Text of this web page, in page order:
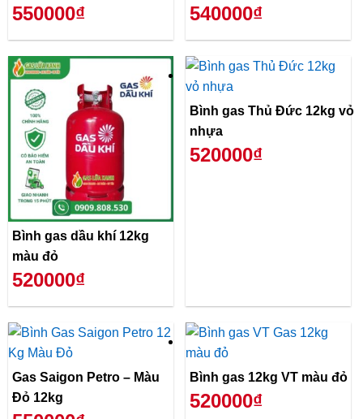
550000₫ 540000₫
Bình gas dầu khí 12kg
màu đỏ
520000₫
Bình gas Thủ Đức 12kg vỏ
nhựa
520000₫
Gas Saigon Petro – Màu
Đỏ 12kg
Bình gas 12kg VT màu đỏ
520000₫